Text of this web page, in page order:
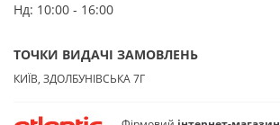
Нд: 10:00 - 16:00
ТОЧКИ ВИДАЧІ ЗАМОВЛЕНЬ
КИЇВ, ЗДОЛБУНІВСЬКА 7Г